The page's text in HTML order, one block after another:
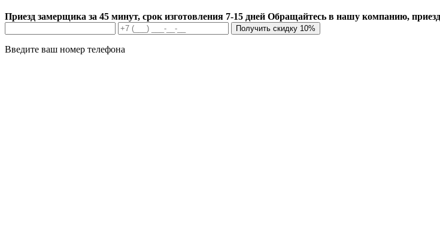
Приезд замерщика за 45 минут, срок изготовления 7-15 дней Обращайтесь в нашу компанию,
Получить скидку 10%
Введите ваш номер телефона